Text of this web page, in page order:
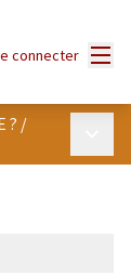
Se connecter
? /